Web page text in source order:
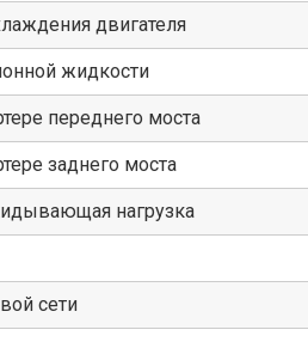
двигателя
жидкости
переднего моста
заднего моста
нагрузка
сети